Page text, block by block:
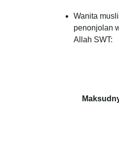
Wanita
penonjolan
Allah SWT: